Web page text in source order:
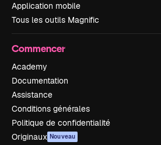
Application mobile
Tous les outils Magnific
Commencer
Academy
Documentation
Assistance
Conditions générales
Politique de confidentialité
Originaux Nouveau